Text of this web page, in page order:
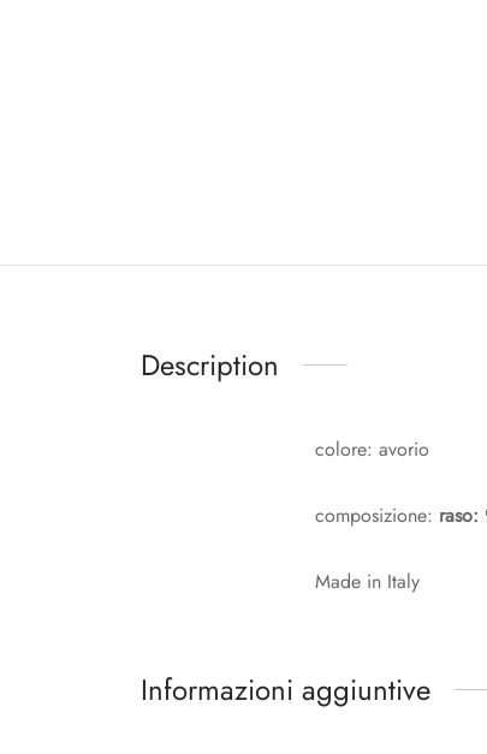
Description
colore: avorio
composizione: raso:
Made in Italy
Informazioni aggiuntive